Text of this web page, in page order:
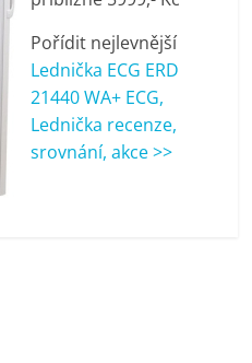
Pořídit nejlevnější
Lednička ECG ERD
21440 WA+ ECG,
Lednička recenze,
srovnání, akce >>